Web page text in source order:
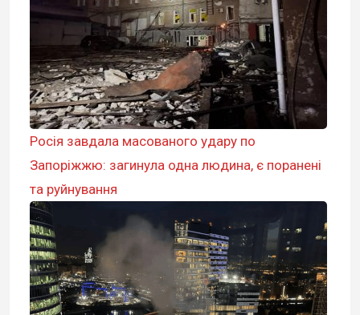
Росія завдала масованого удару по
Запоріжжю: загинула одна людина, є поранені
та руйнування